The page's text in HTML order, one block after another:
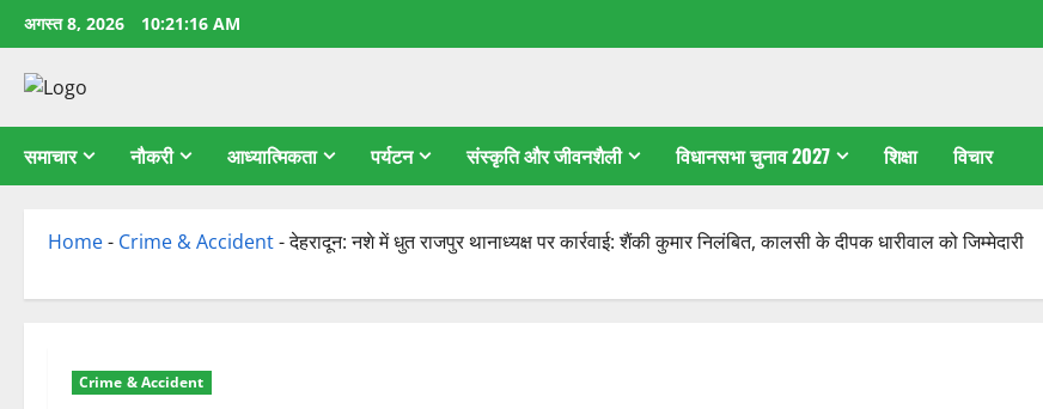
छोड़कर
सामग्री
अगस्त 8, 2026 10:21:17 AM
समाचार नौकरी आध्यात्मिकता पर्यटन संस्कृति और जीवनशैली विधानसभा चुनाव 2027 शिक्षा विचार
Home- Crime & Accident-देहरादून: नशे में धुत राजपुर थानाध्यक्ष पर कार्रवाई: शैंकी कुमार निलंबित, कालसी के दीपक धारीवाल को जिम्मेदारी
Crime & Accident